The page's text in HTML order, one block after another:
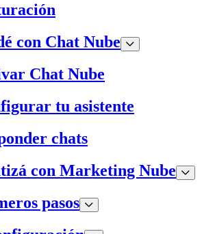
con Chat Nube
Chat Nube
tu asistente
chats
con Marketing Nube
pasos